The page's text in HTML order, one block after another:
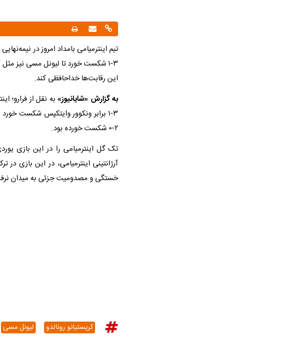
تیم اینترمیامی بامداد امروز در
٣-١ شکست خورد تا لیونل مسی نیز مثل
این رقابت‌ها خداحافظی کند.
به گزارش «شایانیوز» به نقل از فرارو؛
۳-۱ برابر ونکوور وایتکپس شکست
۲-۰ شکست خورده بود.
تک گل اینترمیامی را در این بازی
آرژانتینی اینترمیامی، در این بازی
خستگی و مصدومیت جزئی به میدان
کریستیانو رونالدو لیونل مسی